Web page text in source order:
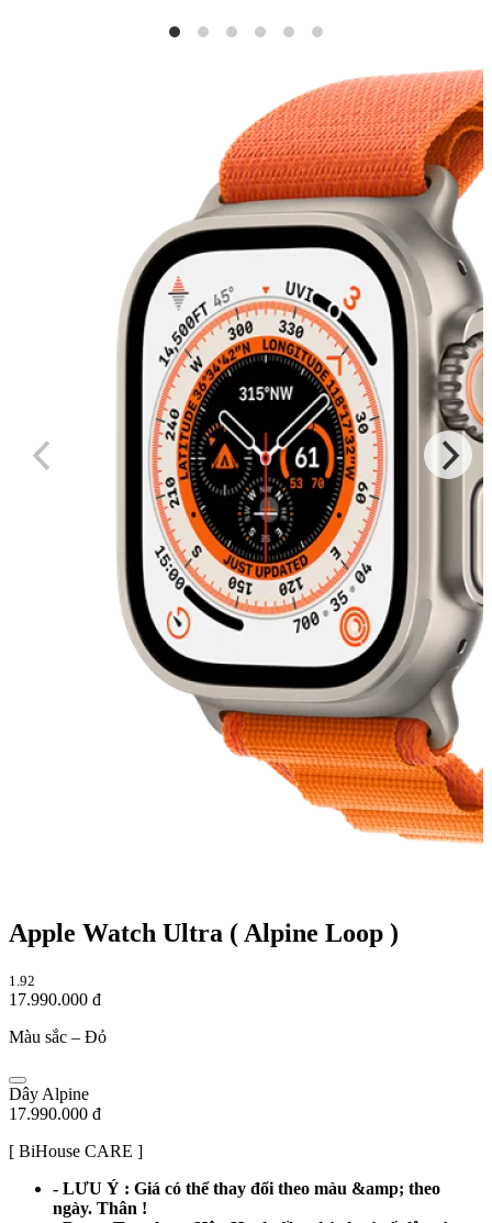
Apple Watch Ultra ( Alpine Loop )
1.92
17.990.000 đ
Màu sắc – Đỏ
Dây Alpine
17.990.000 đ
[ BiHouse CARE ]
- LƯU Ý : Giá có thể thay đổi theo màu &amp; theo
ngày. Thân !